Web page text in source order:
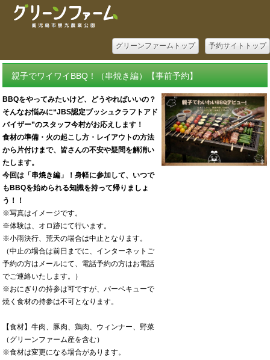
予約サイトトップ
グリーンファームトップ
親子でワイワイBBQ！（串焼き編）【事前予約】
BBQをやってみたいけど、どうやればいいの？
そんなお悩みに“JBS認定ブッシュクラフトアド
バイザー”のスタッフ今村がお応えします！
食材の準備・火の起こし方・レイアウトの方法
から片付けまで、皆さんの不安や疑問を解消い
たします。
今回は「串焼き編」！身軽に参加して、いつで
もBBQを始められる知識を持って帰りましょ
う！！
※写真はイメージです。
※体験は、オロ跡にて行います。
※小雨決行、荒天の場合は中止となります。
（中止の場合は前日までに、インターネットご
予約の方はメールにて、電話予約の方はお電話
でご連絡いたします。）
※おにぎりの持参は可ですが、バーベキューで
焼く食材の持参は不可となります。
【食材】牛肉、豚肉、鶏肉、ウィンナー、野菜
（グリーンファーム産を含む）
※食材は変更になる場合があります。